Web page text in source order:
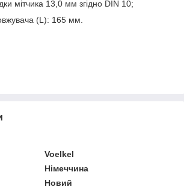
мітчика 13,0 мм згідно DIN 10;
(L): 165 мм.
Voelkel
Німеччина
Новий